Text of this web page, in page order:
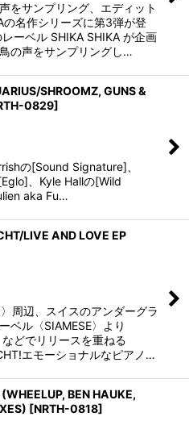
をサンプリング、エディット
の名作シリーズに第3弾が登
ーベル SHIKA SHIKA が企画
の声をサンプリングし…
SHROOMZ, GUNS &
0829]
の[Sound Signature]、
、Kyle Hallの[Wild
aka Fu…
LIVE AND LOVE EP
〉周辺、スイスのアンダーグラ
ベル〈SIAMESE〉より
などでリリースを重ねる
エモーショナルなピアノ…
BEN HAUKE,
[NRTH-0818]